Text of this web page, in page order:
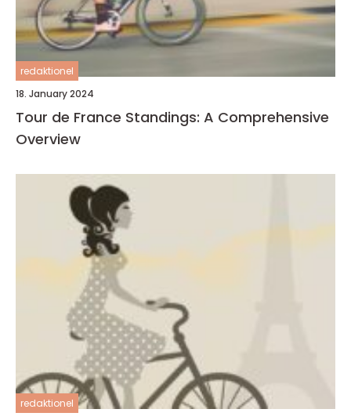
redaktionel
18. January 2024
Tour de France Standings: A Comprehensive
Overview
redaktionel